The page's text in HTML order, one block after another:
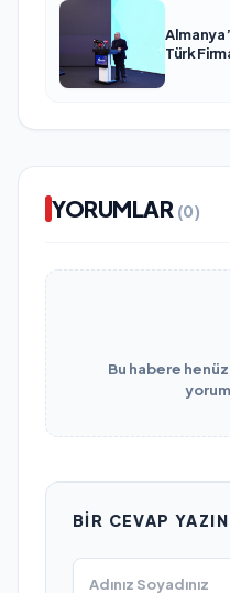
Türk
YORUMLAR (0)
Bu habere
BIR CEVAP YAZIN